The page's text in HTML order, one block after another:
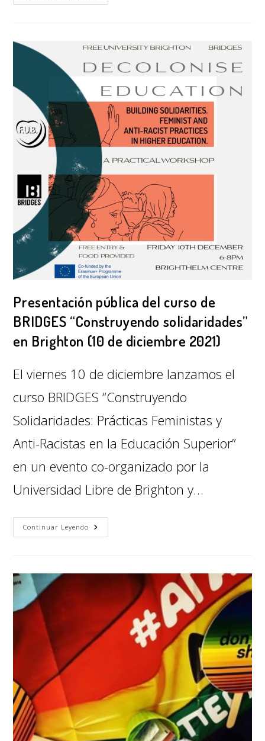
Presentación pública del curso de
BRIDGES “Construyendo solidaridades”
en Brighton (10 de diciembre 2021)
El viernes 10 de diciembre lanzamos el
curso BRIDGES “Construyendo
Solidaridades: Prácticas Feministas y
Anti-Racistas en la Educación Superior”
en un evento co-organizado por la
Universidad Libre de Brighton y…
Continuar Leyendo